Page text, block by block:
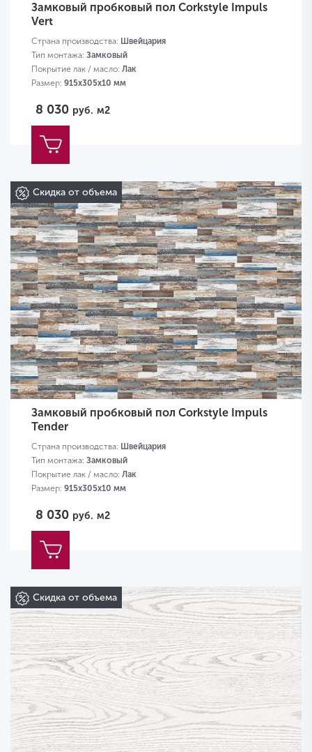
Замковый пробковый пол Corkstyle Impuls
Vert
Страна производства: Швейцария
Тип монтажа: Замковый
Покрытие лак / масло: Лак
Размер: 915х305х10 мм
8 030 руб. м2
Скидка от объема
Замковый пробковый пол Corkstyle Impuls
Tender
Страна производства: Швейцария
Тип монтажа: Замковый
Покрытие лак / масло: Лак
Размер: 915х305х10 мм
8 030 руб. м2
Скидка от объема